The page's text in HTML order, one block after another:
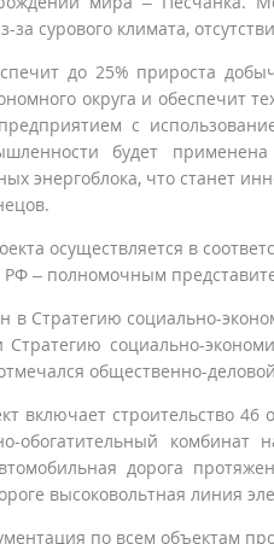
за сурового климата,
до 25% прироста
округа и обеспечит
с
будет
энергоблока, что станет
осуществляется в
РФ – полномочным
в Стратегию социально-
социально-
общественно-
включает строительство
обогатительный
дорога
высоковольтная линия
по всем объектам